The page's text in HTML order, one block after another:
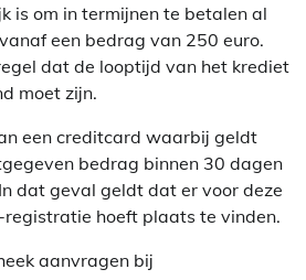
is om in termijnen te betalen al
een bedrag van 250 euro.
dat de looptijd van het krediet
moet zijn.
een creditcard waarbij geldt
bedrag binnen 30 dagen
dat geval geldt dat er voor deze
hoeft plaats te vinden.
aanvragen bij